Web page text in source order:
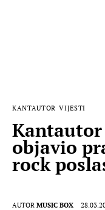
KANTAUTOR VIJESTI
Kantautor
objavio
rock
AUTOR MUSIC BOX